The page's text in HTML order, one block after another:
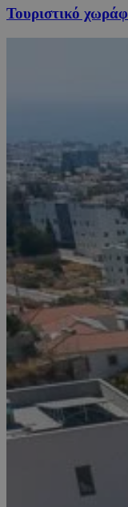
Τουριστικό